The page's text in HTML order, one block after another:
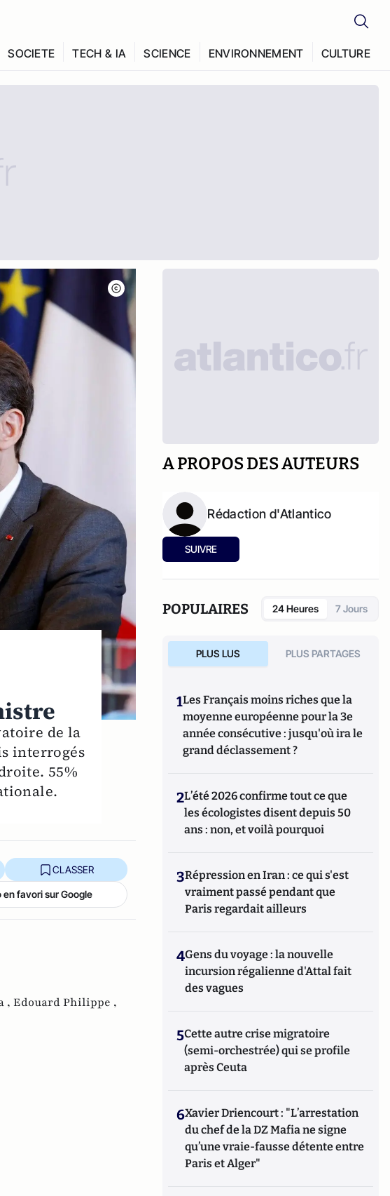
SOCIETE TECH & IA SCIENCE ENVIRONNEMENT CULTURE
de la
interrogés
55%
CLASSER
favori sur Google
, Edouard Philippe ,
A PROPOS DES AUTEURS
Rédaction d'Atlantico
SUIVRE
POPULAIRES 24 Heures 7 Jours
PLUS LUS PLUS PARTAGES
1Les Français moins riches que la
moyenne européenne pour la 3e
année consécutive : jusqu'où ira le
grand déclassement ?
2L’été 2026 confirme tout ce que
les écologistes disent depuis 50
ans : non, et voilà pourquoi
3Répression en Iran : ce qui s'est
vraiment passé pendant que
Paris regardait ailleurs
4Gens du voyage : la nouvelle
incursion régalienne d'Attal fait
des vagues
5Cette autre crise migratoire
(semi-orchestrée) qui se profile
après Ceuta
6Xavier Driencourt : "L’arrestation
du chef de la DZ Mafia ne signe
qu’une vraie-fausse détente entre
Paris et Alger"